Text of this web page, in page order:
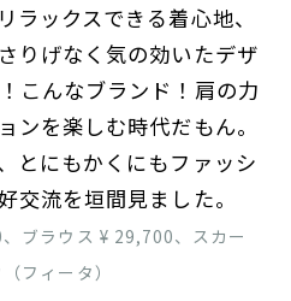
ラックスできる着心地、
りげなく気の効いたデザ
んなブランド！肩の力
ンを楽しむ時代だもん。
とにもかくにもファッシ
交流を垣間見ました。
ブラウス ¥ 29,700、スカー
フィータ）